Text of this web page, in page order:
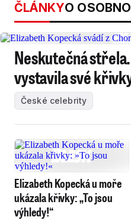
ČLÁNKYO
Neskutečná
vystavila své
České celebrity
Elizabeth Kopecká u moře
ukázala křivky: „To jsou
výhledy!“